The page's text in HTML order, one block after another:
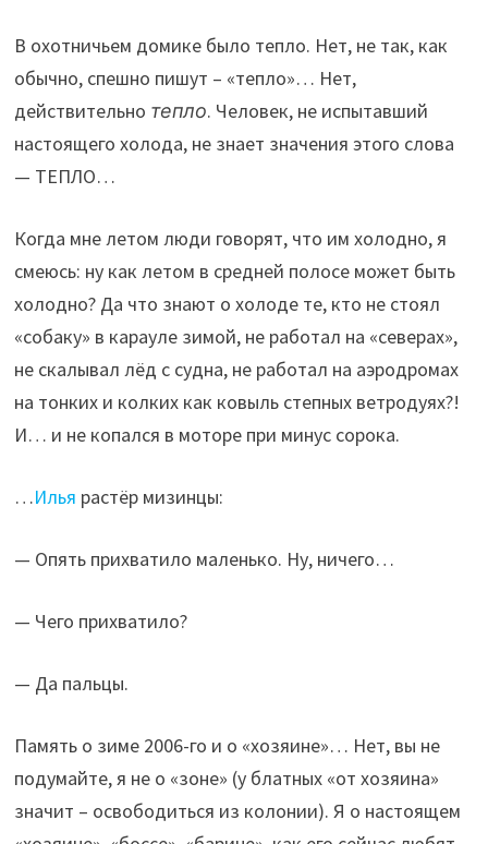
В охотничьем домике было тепло. Нет, не так, как
обычно, спешно пишут – «тепло»… Нет,
действительно тепло. Человек, не испытавший
настоящего холода, не знает значения этого слова
— ТЕПЛО…
Когда мне летом люди говорят, что им холодно, я
смеюсь: ну как летом в средней полосе может быть
холодно? Да что знают о холоде те, кто не стоял
«собаку» в карауле зимой, не работал на «северах»,
не скалывал лёд с судна, не работал на аэродромах
на тонких и колких как ковыль степных ветродуях?!
И… и не копался в моторе при минус сорока.
…Илья растёр мизинцы:
— Опять прихватило маленько. Ну, ничего…
— Чего прихватило?
— Да пальцы.
Память о зиме 2006-го и о «хозяине»… Нет, вы не
подумайте, я не о «зоне» (у блатных «от хозяина»
значит – освободиться из колонии). Я о настоящем